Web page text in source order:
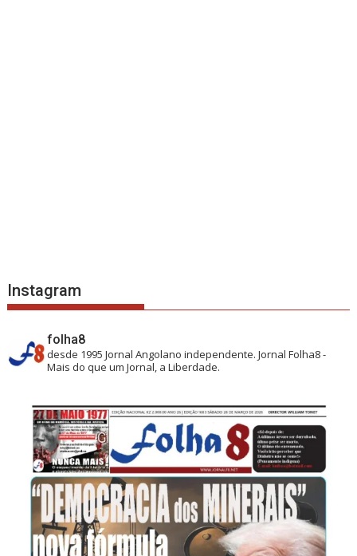
Instagram
folha8
desde 1995 Jornal Angolano independente.Jornal Folha8 -
Mais do que um Jornal, a Liberdade.